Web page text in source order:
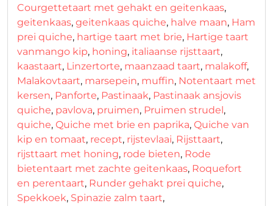
Courgettetaart met gehakt en geitenkaas,
geitenkaas, geitenkaas quiche, halve maan, Ham
prei quiche, hartige taart met brie, Hartige taart
vanmango kip, honing, italiaanse rijsttaart,
kaastaart, Linzertorte, maanzaad taart, malakoff,
Malakovtaart, marsepein, muffin, Notentaart met
kersen, Panforte, Pastinaak, Pastinaak ansjovis
quiche, pavlova, pruimen, Pruimen strudel ,
quiche, Quiche met brie en paprika, Quiche van
kip en tomaat, recept, rijstevlaai, Rijsttaart,
rijsttaart met honing, rode bieten, Rode
bietentaart met zachte geitenkaas, Roquefort
en perentaart, Runder gehakt prei quiche,
Spekkoek, Spinazie zalm taart,